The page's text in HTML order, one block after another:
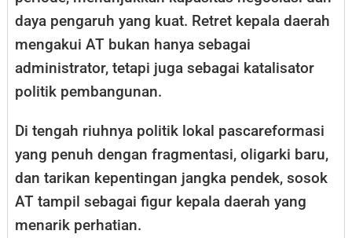
daya pengaruh yang kuat. Retret kepala daerah
mengakui AT bukan hanya sebagai
administrator, tetapi juga sebagai katalisator
politik pembangunan.
Di tengah riuhnya politik lokal pascareformasi
yang penuh dengan fragmentasi, oligarki baru,
dan tarikan kepentingan jangka pendek, sosok
AT tampil sebagai figur kepala daerah yang
menarik perhatian.